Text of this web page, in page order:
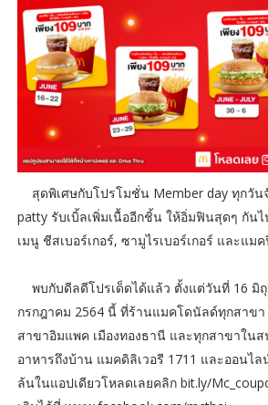
สุดพิเศษกับโปรโมชั่น Member day ทุกวัน
patty รับเบิ้ลเพิ่มเนื้ออีกชิ้น ให้อิ่มฟินสุดๆ กัน
เมนู ชีสเบอร์เกอร์, ซามูไรเบอร์เกอร์ และแ
พบกับดีลดีโปรเด็ดได้แล้ว ตั้งแต่วันที่ 16 มิ
กรกฎาคม 2564 นี้ ที่ร้านแมคโดนัลด์ทุกสาขา
สาขาอิมแพค เมืองทองธานี และทุกสาขาใน
อาหารถึงบ้าน แมคดิลิเวอรี 1711 และออนไ
ล้นในแอปเดียวโหลดเลยคลิก bit.ly/